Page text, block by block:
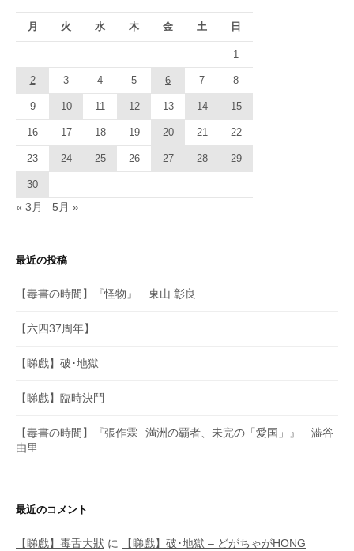
月 火 水 木 金 土 日
1
2 3 4 5 6 7 8
9 10 11 12 13 14 15
16 17 18 19 20 21 22
23 24 25 26 27 28 29
30
« 3月 5月 »
最近の投稿
【毒書の時間】『怪物』 東山 彰良
【六四37周年】
【睇戲】破･地獄
【睇戲】臨時決鬥
【毒書の時間】『張作霖─満洲の覇者、未完の「愛国」』 澁谷
由里
最近のコメント
【睇戲】毒舌大狀 に
【睇戲】破･地獄 – どがちゃがHONG